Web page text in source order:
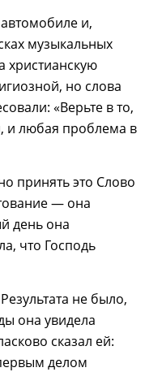
автомобиле и,
музыкальных
христианскую
но слова
«Верьте в то,
и любая проблема в
принять это Слово
― она
день она
что Господь
езультата не было,
она увидела
сказал ей:
ервым делом